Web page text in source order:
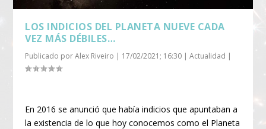
LOS INDICIOS DEL PLANETA NUEVE CADA
VEZ MÁS DÉBILES…
Publicado porAlex Riveiro | 17/02/2021; 16:30 |Actualidad |
En 2016 se anunció que había indicios que apuntaban a
la existencia de lo que hoy conocemos como el Planeta